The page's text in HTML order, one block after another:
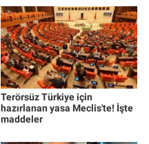
Terörsüz Türkiye için
hazırlanan yasa Meclis'te! İşte
maddeler